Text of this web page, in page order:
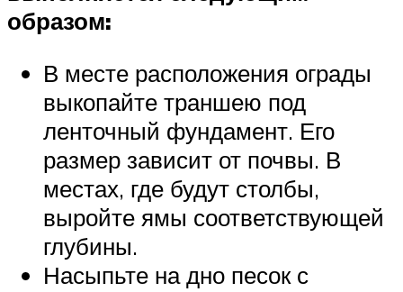
образом:
В месте расположения ограды
выкопайте траншею под
ленточный фундамент. Его
размер зависит от почвы. В
местах, где будут столбы,
выройте ямы соответствующей
глубины.
Насыпьте на дно песок с